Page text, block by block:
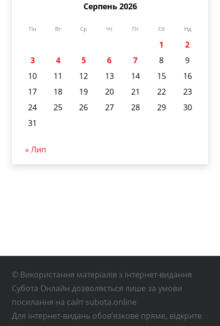
Серпень 2026
Пн Вт Ср Чт Пт Сб Нд
1
2
3
4 5 6 7 8
9
10
11 12 13 14 15
16
17
18 19 20 21 22
23
24
25 26 27 28 29
30
31
« Лип
© Використання матеріалів з інтернет-видання
Субота Онлайн дозволяється лише за умови
посилання на сайт subota.online
Для інтернет-видань обов’язкове пряме, відкрите